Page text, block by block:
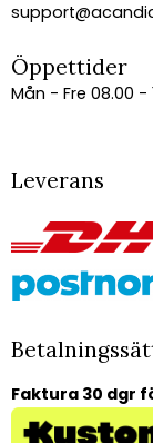
Öppettider
Mån - Fre 08.00 -
Leverans
Faktura 30 dgr